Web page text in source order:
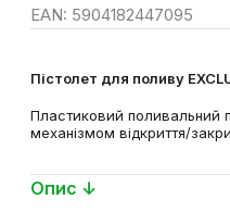
EAN: 5904182447095
Пістолет для поливу
Пластиковий поливальний
механізмом відкриття/
Опис ↓